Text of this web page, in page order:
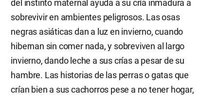
del instinto maternal ayuda a su cría inmadura a
sobrevivir en ambientes peligrosos. Las osas
negras asiáticas dan a luz en invierno, cuando
hibernan sin comer nada, y sobreviven al largo
invierno, dando leche a sus crías a pesar de su
hambre. Las historias de las perras o gatas que
crían bien a sus cachorros pese a no tener hogar,